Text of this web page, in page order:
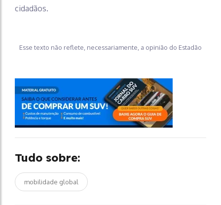
cidadãos.
Esse texto não reflete, necessariamente, a opinião do Estadão
Tudo sobre:
mobilidade global